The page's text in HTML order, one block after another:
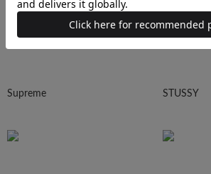
Supreme STUSSY